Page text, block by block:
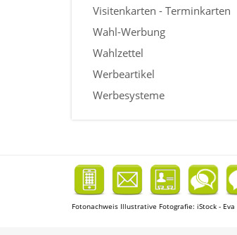
Visitenkarten - Terminkarten
Wahl-Werbung
Wahlzettel
Werbeartikel
Werbesysteme
Fotonachweis Illustrative Fotografie: iStock -